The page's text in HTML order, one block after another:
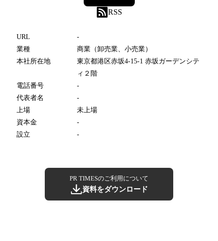
RSS
URL
-
業種
商業（卸売業、小売業）
本社所在地
東京都港区赤坂4-15-1 赤坂ガーデンシテ
ィ２階
電話番号
-
代表者名
-
上場
未上場
資本金
-
設立
-
PR TIMESのご利用について
資料をダウンロード